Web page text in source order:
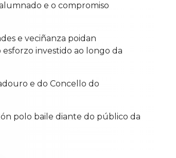
e o compromiso
e veciñanza poidan
investido ao longo da
e do Concello do
polo baile diante do público da